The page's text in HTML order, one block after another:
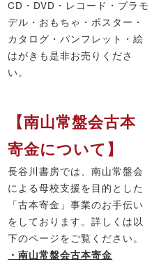
CD・DVD・レコード・プラモ
デル・おもちゃ・ポスター・
カタログ・パンフレット・絵
はがきも是非お売りくださ
い。
【南山常盤会古本
寄金について】
長谷川書房では、南山常盤会
による母校支援を目的とした
「古本寄金」事業のお手伝い
をしております。詳しくは以
下のページをご覧ください。
・南山常盤会古本寄金